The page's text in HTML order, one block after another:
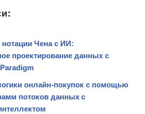
нотации Чена с ИИ:
проектирование данных с
онлайн-покупок с помощью
потоков данных с